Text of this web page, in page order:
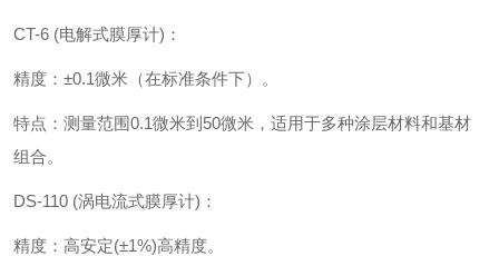
CT-6 (电解式膜厚计)‌：
精度‌：±0.1微米（在标准条件下）。
特点‌：测量范围0.1微米到50微米，适用于多种涂层材料和基材
组合。
DS-110 (涡电流式膜厚计)‌：
精度‌：高安定(±1%)高精度。